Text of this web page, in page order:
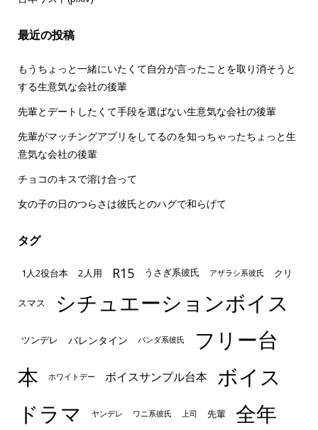
最近の投稿
もうちょっと一緒にいたくて自分が言ったことを取り消そうと
する生意気な会社の後輩
先輩とデートしたくて手段を選ばない生意気な会社の後輩
先輩がマッチングアプリをしてるのを知っちゃったちょっと生
意気な会社の後輩
チョコのキスで溶け合って
女の子の日のつらさは彼氏とのハグで和らげて
タグ
1人2役台本 2人用 R15 うさぎ系彼氏 アザラシ系彼氏 クリ
スマス シチュエーションボイス
ツンデレ バレンタイン パンダ系彼氏
フリー台
本
ホワイトデー ボイスサンプル台本
ボイス
ドラマ
ヤンデレ ワニ系彼氏 上司 先輩
全年